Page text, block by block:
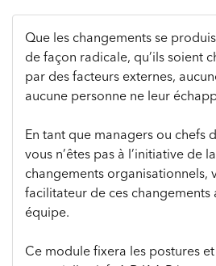
Que les changements se
de façon radicale, qu’ils soient
par des facteurs externes,
aucune personne ne leur
En tant que managers ou chefs
vous n’êtes pas à l’initiative de
changements organisationnels,
facilitateur de ces changements
équipe.
Ce module fixera les postures